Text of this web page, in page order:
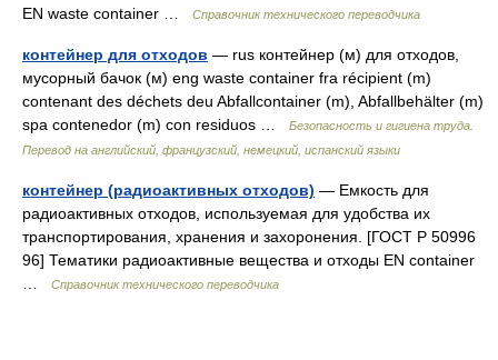
EN waste container …
Справочник технического переводчика
контейнер для отходов — rus контейнер (м) для отходов,
мусорный бачок (м) eng waste container fra récipient (m)
contenant des déchets deu Abfallcontainer (m), Abfallbehälter (m)
spa contenedor (m) con residuos …
Безопасность и гигиена труда.
Перевод на английский, французский, немецкий, испанский языки
контейнер (радиоактивных отходов) — Емкость для
радиоактивных отходов, используемая для удобства их
транспортирования, хранения и захоронения. [ГОСТ Р 50996
96] Тематики радиоактивные вещества и отходы EN container
Справочник технического переводчика